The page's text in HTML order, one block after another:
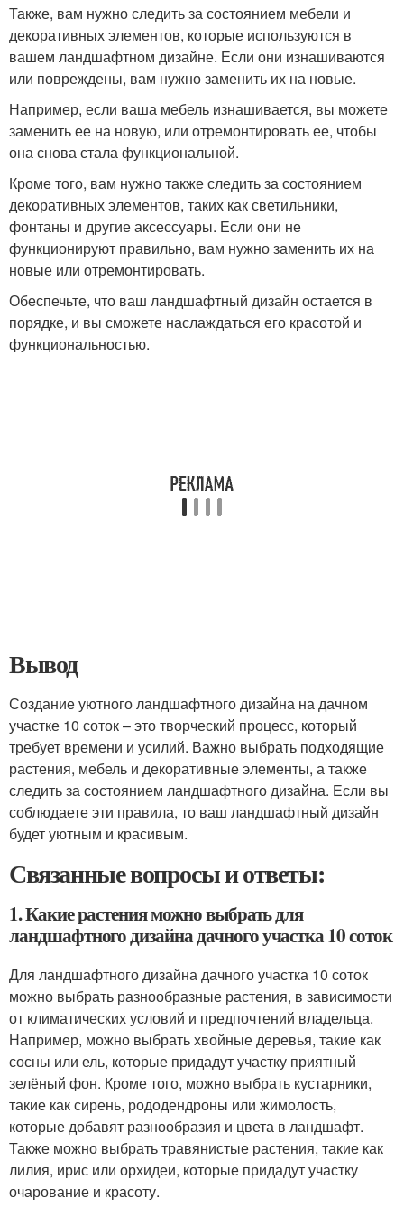
Также, вам нужно следить за состоянием мебели и
декоративных элементов, которые используются в
вашем ландшафтном дизайне. Если они изнашиваются
или повреждены, вам нужно заменить их на новые.
Например, если ваша мебель изнашивается, вы можете
заменить ее на новую, или отремонтировать ее, чтобы
она снова стала функциональной.
Кроме того, вам нужно также следить за состоянием
декоративных элементов, таких как светильники,
фонтаны и другие аксессуары. Если они не
функционируют правильно, вам нужно заменить их на
новые или отремонтировать.
Обеспечьте, что ваш ландшафтный дизайн остается в
порядке, и вы сможете наслаждаться его красотой и
функциональностью.
Вывод
Создание уютного ландшафтного дизайна на дачном
участке 10 соток – это творческий процесс, который
требует времени и усилий. Важно выбрать подходящие
растения, мебель и декоративные элементы, а также
следить за состоянием ландшафтного дизайна. Если вы
соблюдаете эти правила, то ваш ландшафтный дизайн
будет уютным и красивым.
Связанные вопросы и ответы:
1. Какие растения можно выбрать для
ландшафтного дизайна дачного участка 10 соток
Для ландшафтного дизайна дачного участка 10 соток
можно выбрать разнообразные растения, в зависимости
от климатических условий и предпочтений владельца.
Например, можно выбрать хвойные деревья, такие как
сосны или ель, которые придадут участку приятный
зелёный фон. Кроме того, можно выбрать кустарники,
такие как сирень, рододендроны или жимолость,
которые добавят разнообразия и цвета в ландшафт.
Также можно выбрать травянистые растения, такие как
лилия, ирис или орхидеи, которые придадут участку
очарование и красоту.